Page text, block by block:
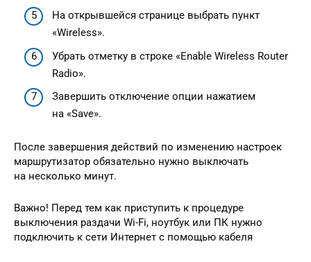
На открывшейся странице выбрать пункт
«Wireless».
Убрать отметку в строке «Enable Wireless Router
Radio».
Завершить отключение опции нажатием
на «Save».
После завершения действий по изменению настроек
маршрутизатор обязательно нужно выключать
на несколько минут.
Важно! Перед тем как приступить к процедуре
выключения раздачи Wi-Fi, ноутбук или ПК нужно
подключить к сети Интернет с помощью кабеля